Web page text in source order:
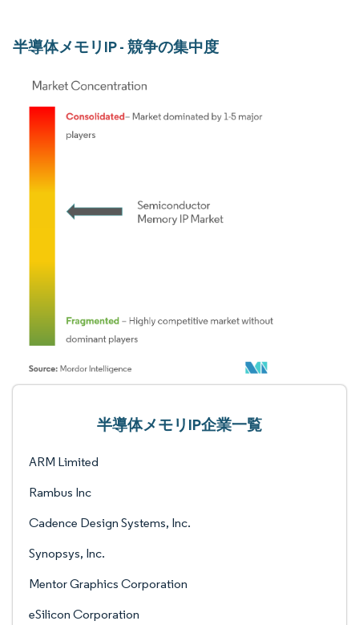
半導体メモリIP - 競争の集中度
半導体メモリIP企業一覧
ARM Limited
Rambus Inc
Cadence Design Systems, Inc.
Synopsys, Inc.
Mentor Graphics Corporation
eSilicon Corporation